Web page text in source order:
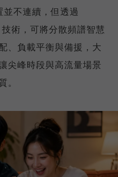
不連續，但透過
術，可將分散頻譜智慧
、負載平衡與備援，大
尖峰時段與高流量場景
。